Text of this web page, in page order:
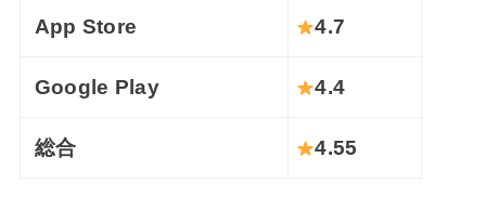
App Store 4.7
Google Play 4.4
総合 4.55